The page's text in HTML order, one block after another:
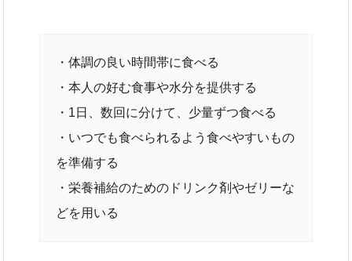
・体調の良い時間帯に食べる
・本人の好む食事や水分を提供する
・1日、数回に分けて、少量ずつ食べる
・いつでも食べられるよう食べやすいもの
を準備する
・栄養補給のためのドリンク剤やゼリーな
どを用いる